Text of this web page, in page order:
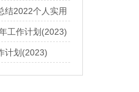
结2022个人实用
工作计划(2023)
计划(2023)